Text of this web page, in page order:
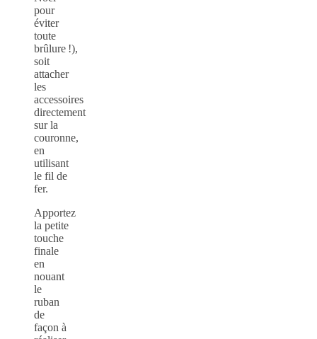
pour
éviter
toute
brûlure !),
soit
attacher
les
accessoires
directement
sur la
couronne,
en
utilisant
le fil de
fer.
Apportez
la petite
touche
finale
en
nouant
le
ruban
de
façon à